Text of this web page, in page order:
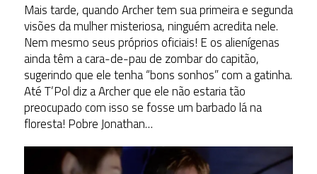
Mais tarde, quando Archer tem sua primeira e segunda
visões da mulher misteriosa, ninguém acredita nele.
Nem mesmo seus próprios oficiais! E os alienígenas
ainda têm a cara-de-pau de zombar do capitão,
sugerindo que ele tenha “bons sonhos” com a gatinha.
Até T’Pol diz a Archer que ele não estaria tão
preocupado com isso se fosse um barbado lá na
floresta! Pobre Jonathan…